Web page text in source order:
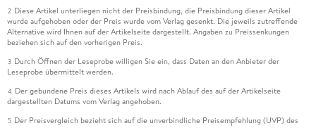
2 Diese Artikel unterliegen nicht der Preisbindung, die Preisbindung dieser Artikel
wurde aufgehoben oder der Preis wurde vom Verlag gesenkt. Die jeweils zutreffende
Alternative wird Ihnen auf der Artikelseite dargestellt. Angaben zu Preissenkungen
beziehen sich auf den vorherigen Preis.
3 Durch Öffnen der Leseprobe willigen Sie ein, dass Daten an den Anbieter der
Leseprobe übermittelt werden.
4 Der gebundene Preis dieses Artikels wird nach Ablauf des auf der Artikelseite
dargestellten Datums vom Verlag angehoben.
5 Der Preisvergleich bezieht sich auf die unverbindliche Preisempfehlung (UVP) des